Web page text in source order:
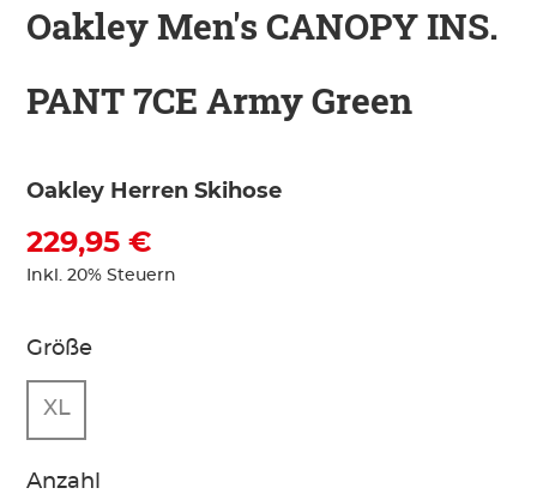
Oakley Men's CANOPY INS.
PANT 7CE Army Green
Oakley Herren Skihose
229,95 €
Inkl. 20% Steuern
Größe
XL
Anzahl